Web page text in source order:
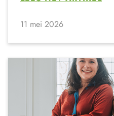
11 mei 2026